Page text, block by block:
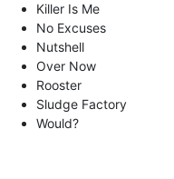
Killer Is Me
No Excuses
Nutshell
Over Now
Rooster
Sludge Factory
Would?